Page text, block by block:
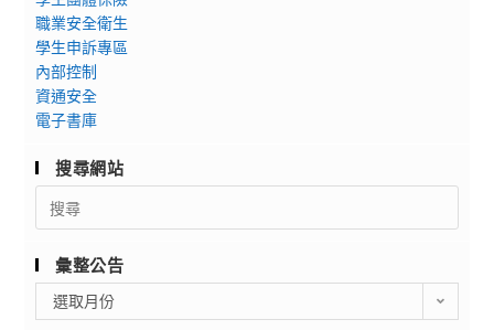
職業安全衛生
學生申訴專區
內部控制
資通安全
電子書庫
搜尋網站
Search
for:
彙整公告
整
選取月份